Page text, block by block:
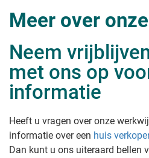
Meer over
Neem
met ons op
informatie
Heeft u vragen over onze
informatie over een huis
Dan kunt u ons uiteraard bellen